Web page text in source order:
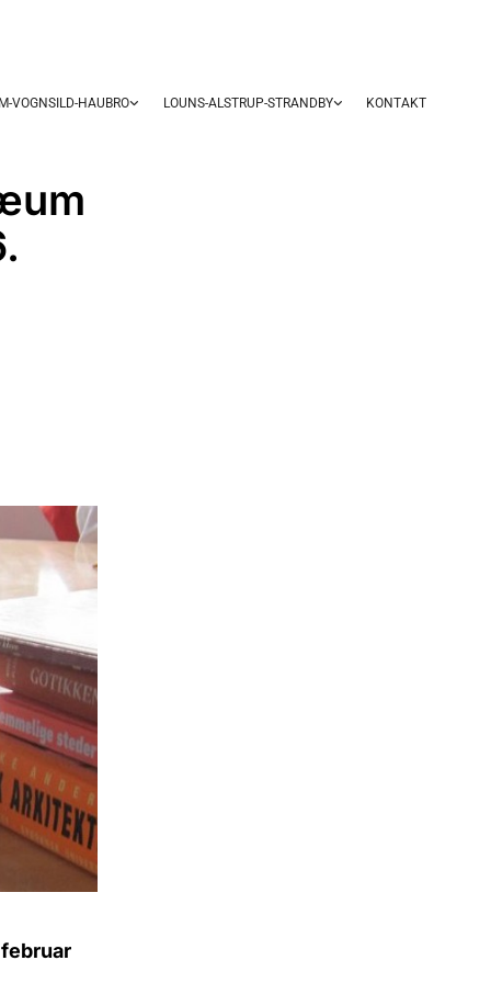
VOGNSILD-HAUBRO LOUNS-ALSTRUP-STRANDBY KONTAKT